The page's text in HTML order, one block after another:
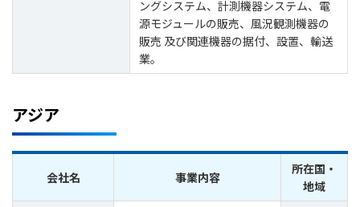
ングシステム、計測機器システム、電
源モジュールの販売、風況観測機器の
販売 及び関連機器の据付、設置、輸送
業。
アジア
会社名 事業内容
所在国・
地域